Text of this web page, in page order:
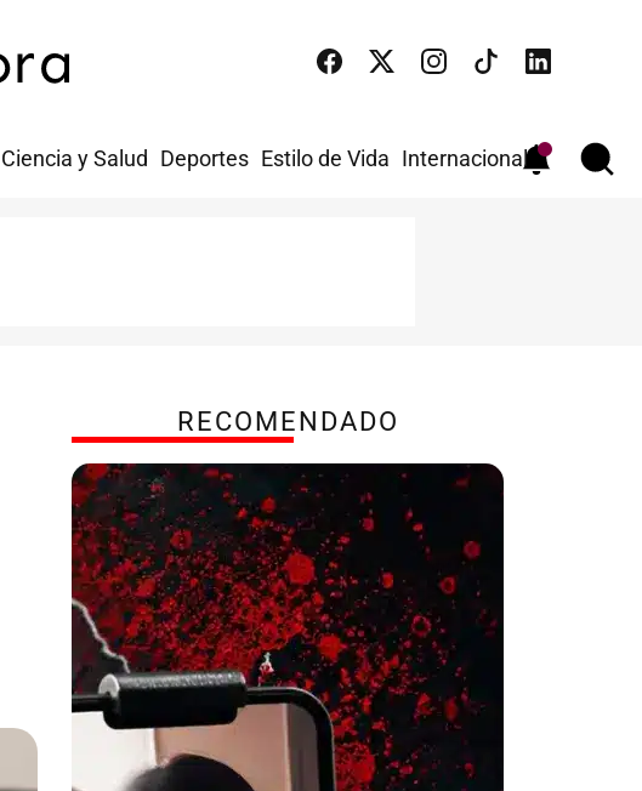
Ciencia y Salud Deportes Estilo de Vida Internacional
RECOMENDADO